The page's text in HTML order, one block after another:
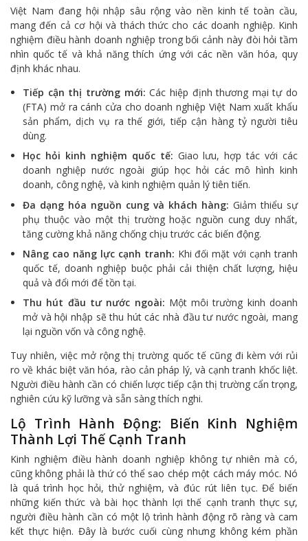
Việt Nam đang hội nhập sâu rộng vào nền kinh tế toàn cầu,
mang đến cả cơ hội và thách thức cho các doanh nghiệp. Kinh
nghiệm điều hành doanh nghiệp trong bối cảnh này đòi hỏi tầm
nhìn quốc tế và khả năng thích ứng với các nền văn hóa, quy
định khác nhau.
Tiếp cận thị trường mới: Các hiệp định thương mại tự do
(FTA) mở ra cánh cửa cho doanh nghiệp Việt Nam xuất khẩu
sản phẩm, dịch vụ ra thế giới, tiếp cận hàng tỷ người tiêu
dùng.
Học hỏi kinh nghiệm quốc tế: Giao lưu, hợp tác với các
doanh nghiệp nước ngoài giúp học hỏi các mô hình kinh
doanh, công nghệ, và kinh nghiệm quản lý tiên tiến.
Đa dạng hóa nguồn cung và khách hàng: Giảm thiểu sự
phụ thuộc vào một thị trường hoặc nguồn cung duy nhất,
tăng cường khả năng chống chịu trước các biến động.
Nâng cao năng lực cạnh tranh: Khi đối mặt với cạnh tranh
quốc tế, doanh nghiệp buộc phải cải thiện chất lượng, hiệu
quả và đổi mới để tồn tại.
Thu hút đầu tư nước ngoài: Một môi trường kinh doanh
mở và hội nhập sẽ thu hút các nhà đầu tư nước ngoài, mang
lại nguồn vốn và công nghệ.
Tuy nhiên, việc mở rộng thị trường quốc tế cũng đi kèm với rủi
ro về khác biệt văn hóa, rào cản pháp lý, và cạnh tranh khốc liệt.
Người điều hành cần có chiến lược tiếp cận thị trường cẩn trọng,
nghiên cứu kỹ lưỡng và sẵn sàng thích nghi.
Lộ Trình Hành Động: Biến Kinh Nghiệm
Thành Lợi Thế Cạnh Tranh
Kinh nghiệm điều hành doanh nghiệp không tự nhiên mà có,
cũng không phải là thứ có thể sao chép một cách máy móc. Nó
là quá trình học hỏi, thử nghiệm, và đúc rút liên tục. Để biến
những kiến thức và bài học thành lợi thế cạnh tranh thực sự,
người điều hành cần có một lộ trình hành động rõ ràng và cam
kết thực hiện. Đây là bước cuối cùng nhưng không kém phần